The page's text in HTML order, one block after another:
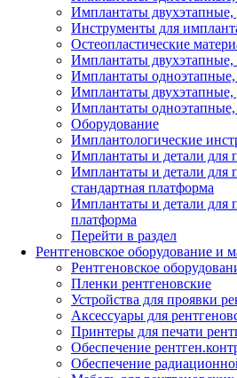
Имплантаты двухэтапные,
Инструменты для
Остеопластические
Имплантаты двухэтапные,
Имплантаты одноэтапные,
Имплантаты двухэтапные,
Имплантаты одноэтапные,
Оборудование
Имплантологические
Имплантаты и детали для
Имплантаты и детали для
стандартная платформа
Имплантаты и детали для
платформа
Перейти в раздел
Рентгеновское оборудование и
Рентгеновское
Пленки рентгеновские
Устройства для проявки
Аксессуары для
Принтеры для печати
Обеспечение
Обеспечение